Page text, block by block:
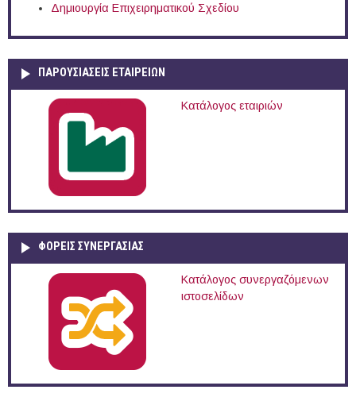
Δημιουργία Επιχειρηματικού Σχεδίου
ΠΑΡΟΥΣΙΆΣΕΙΣ ΕΤΑΙΡΕΙΏΝ
Κατάλογος εταιριών
ΦΟΡΕΙΣ ΣΥΝΕΡΓΑΣΙΑΣ
Κατάλογος συνεργαζόμενων
ιστοσελίδων